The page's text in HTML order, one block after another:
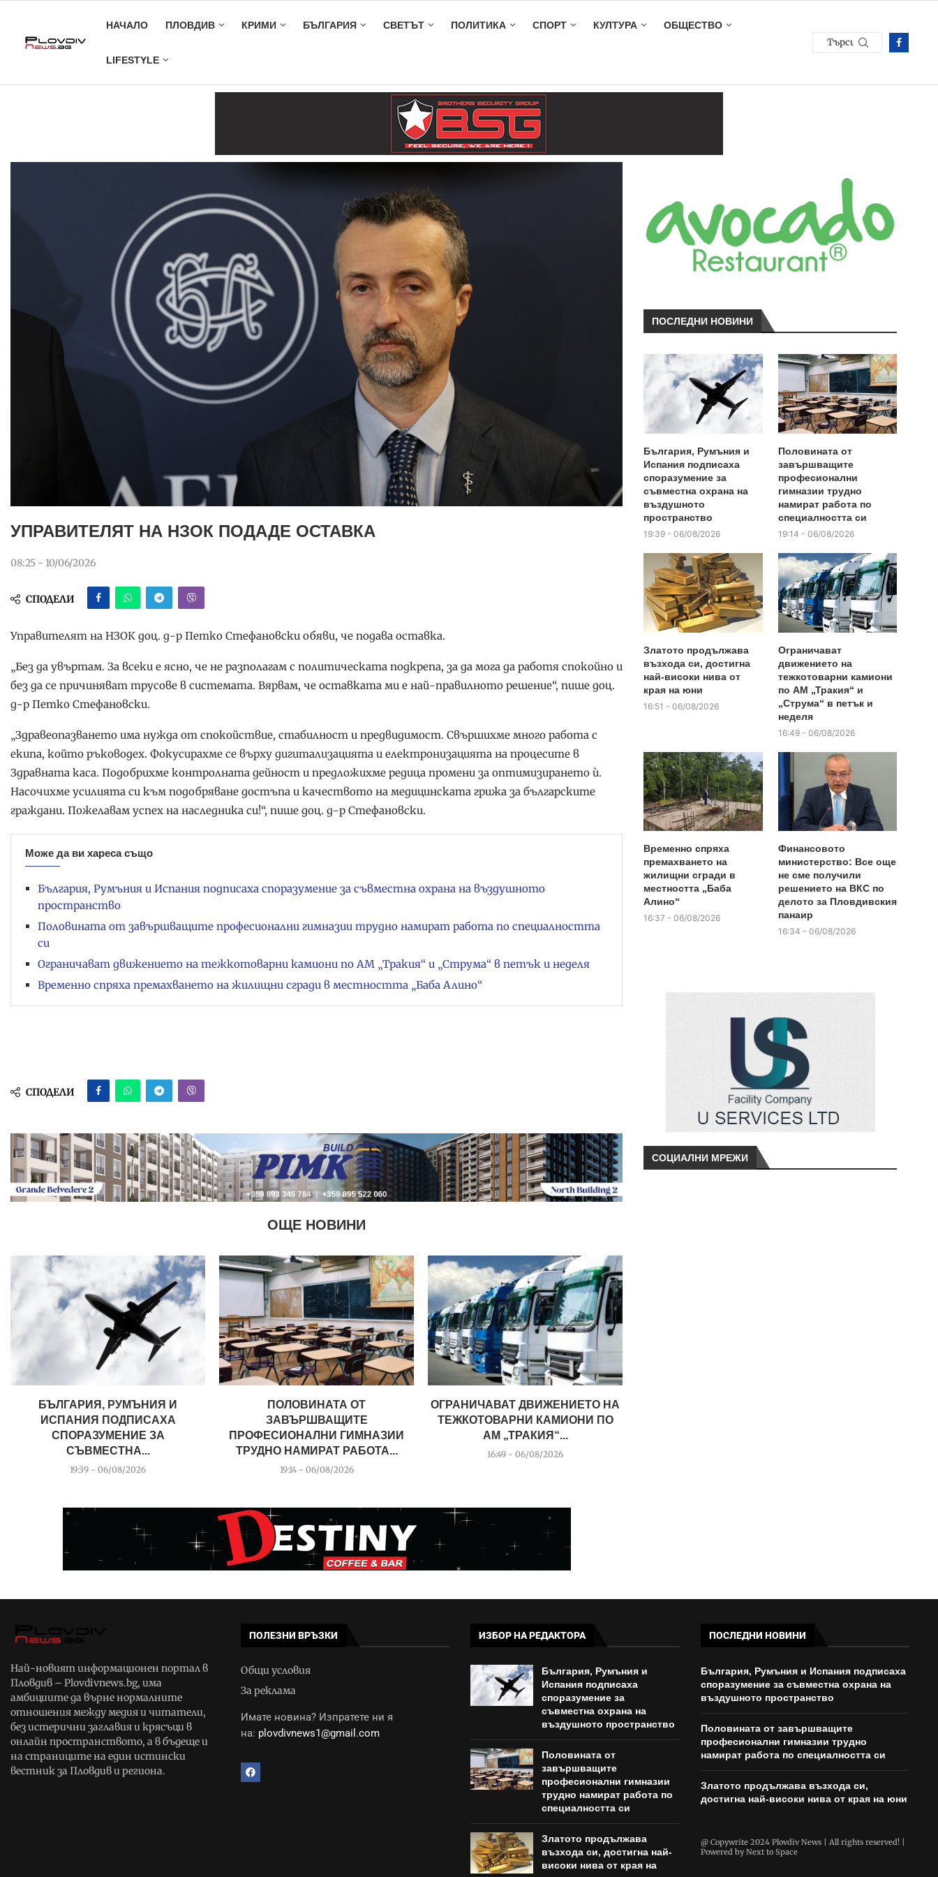
НАЧАЛО ПЛОВДИВ КРИМИ БЪЛГАРИЯ СВЕТЪТ ПОЛИТИКА СПОРТ КУЛТУРА ОБЩЕСТВО
LIFESTYLE
УПРАВИТЕЛЯТ НА НЗОК ПОДАДЕ ОСТАВКА
08:25 - 10/06/2026
СПОДЕЛИ
Управителят на НЗОК доц. д-р Петко Стефановски обяви, че подава оставка.
„Без да увъртам. За всеки е ясно, че не разполагам с политическата подкрепа, за да мога да работя спокойно и
без да се причиняват трусове в системата. Вярвам, че оставката ми е най-правилното решение“, пише доц.
д-р Петко Стефановски.
„Здравеопазването има нужда от спокойствие, стабилност и предвидимост. Свършихме много работа с
екипа, който ръководех. Фокусирахме се върху дигитализацията и електронизацията на процесите в
Здравната каса. Подобрихме контролната дейност и предложихме редица промени за оптимизирането ѝ.
Насочихме усилията си към подобряване достъпа и качеството на медицинската грижа за българските
граждани. Пожелавам успех на наследника си!“, пише доц. д-р Стефановски.
Може да ви хареса също
България, Румъния и Испания подписаха споразумение за съвместна охрана на въздушното
пространство
Половината от завършващите професионални гимназии трудно намират работа по специалността
си
Ограничават движението на тежкотоварни камиони по АМ „Тракия“ и „Струма“ в петък и неделя
Временно спряха премахването на жилищни сгради в местността „Баба Алино“
СПОДЕЛИ
ОЩЕ НОВИНИ
БЪЛГАРИЯ, РУМЪНИЯ И
ИСПАНИЯ ПОДПИСАХА
СПОРАЗУМЕНИЕ ЗА
СЪВМЕСТНА...
19:39 - 06/08/2026
ПОЛОВИНАТА ОТ
ЗАВЪРШВАЩИТЕ
ПРОФЕСИОНАЛНИ ГИМНАЗИИ
ТРУДНО НАМИРАТ РАБОТА...
19:14 - 06/08/2026
ОГРАНИЧАВАТ ДВИЖЕНИЕТО НА
ТЕЖКОТОВАРНИ КАМИОНИ ПО
АМ „ТРАКИЯ“...
16:49 - 06/08/2026
ПОСЛЕДНИ НОВИНИ
България, Румъния и
Испания подписаха
споразумение за
съвместна охрана на
въздушното
пространство
19:39 - 06/08/2026
Половината от
завършващите
професионални
гимназии трудно
намират работа по
специалността си
19:14 - 06/08/2026
Златото продължава
възхода си, достигна
най-високи нива от
края на юни
16:51 - 06/08/2026
Ограничават
движението на
тежкотоварни камиони
по АМ „Тракия“ и
„Струма“ в петък и
неделя
16:49 - 06/08/2026
Временно спряха
премахването на
жилищни сгради в
местността „Баба
Алино“
16:37 - 06/08/2026
Финансовото
министерство: Все още
не сме получили
решението на ВКС по
делото за Пловдивския
панаир
16:34 - 06/08/2026
СОЦИАЛНИ МРЕЖИ
Най-новият информационен портал в
Пловдив – Plovdivnews.bg, има
амбициите да върне нормалните
отношения между медия и читатели,
без истерични заглавия и крясъци в
онлайн пространството, а в бъдеще и
на страниците на един истински
вестник за Пловдив и региона.
ПОЛЕЗНИ ВРЪЗКИ
Общи условия
За реклама
Имате новина? Изпратете ни я
на: plovdivnews1@gmail.com
ИЗБОР НА РЕДАКТОРА
България, Румъния и
Испания подписаха
споразумение за
съвместна охрана на
въздушното пространство
Половината от
завършващите
професионални гимназии
трудно намират работа по
специалността си
Златото продължава
възхода си, достигна най-
високи нива от края на
ПОСЛЕДНИ НОВИНИ
България, Румъния и Испания подписаха
споразумение за съвместна охрана на
въздушното пространство
Половината от завършващите
професионални гимназии трудно
намират работа по специалността си
Златото продължава възхода си,
достигна най-високи нива от края на юни
@ Copywrite 2024 Plovdiv News | All rights reserved! |
Powered byNext to Space